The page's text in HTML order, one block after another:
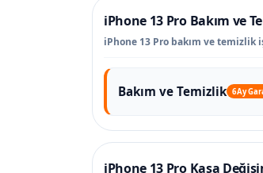
iPhone 13 Pro Bakım ve
iPhone 13 Pro bakım ve
Bakım ve Temizlik 6 Ay
iPhone 13 Pro Kasa